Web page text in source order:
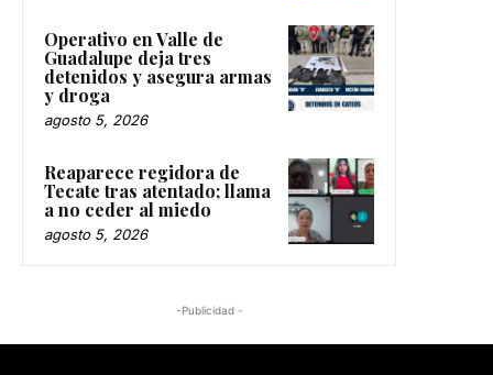
Operativo en Valle de
Guadalupe deja tres
detenidos y asegura armas
y droga
agosto 5, 2026
Reaparece regidora de
Tecate tras atentado; llama
a no ceder al miedo
agosto 5, 2026
-Publicidad -